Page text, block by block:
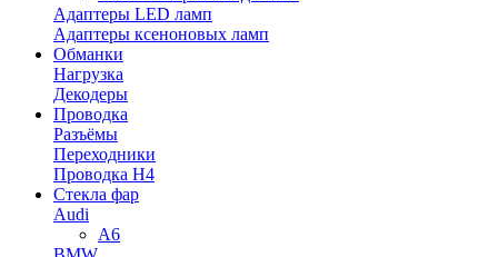
Адаптеры LED ламп
Адаптеры ксеноновых ламп
Обманки
Нагрузка
Декодеры
Проводка
Разъёмы
Переходники
Проводка H4
Стекла фар
Audi
A6